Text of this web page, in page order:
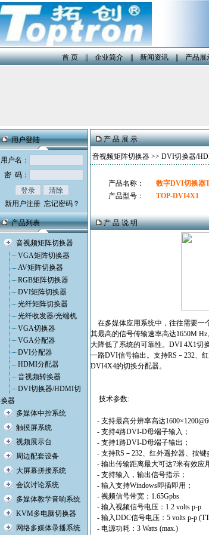
首 页||企业简介||新闻资讯||产品展
用户登陆
用户名：
密 码：
新用户注册 忘记密码？
产品列表
音视频矩阵切换器
VGA矩阵切换器
AV矩阵切换器
RGB矩阵切换器
DVI矩阵切换器
光纤矩阵切换器
光纤收发器/光端机
VGA切换器
VGA分配器
DVI分配器
HDMI分配器
音视频转换器
DVI切换器/HDMI切
换器
多媒体中控系统
触摸屏系统
视频展示台
周边配套设备
大屏幕拼接系统
会议讨论系统
多媒体教学音响系统
KVM多电脑切换器
网络多媒体录播系统
产 品 展 示
音视频矩阵切换器 >> DVI切换器/
产品名称： 数字DVI切换器
产品型号：
TOP-DVI4X1
产 品 说 明
在多媒体应用系统中，往往需要一
其最高的信号传输速率高达1650M
大降低了系统的可靠性。DVI 4X1切
一路DVI信号输出。支持RS－232、
DVI4X4的切换分配器。
技术参数:
- 支持最高分辨率高达
- 支持4路DVI-D母端子输入；
- 支持1路DVI-D母端子输出；
- 支持RS－232、红外遥控器、按键
- 输出传输距离最大可达7米有效应
- 支持输入，输出信号指示；
- 输入支持Windows即插即用；
- 视频信号带宽：1.65Gpbs
- 输入视频信号电压：1.2 volts p-p
- 输入DDC信号电压：5 volts p-p
- 电源功耗：3 Watts (max.)